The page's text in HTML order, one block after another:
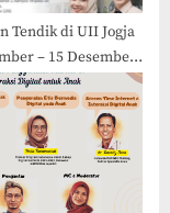
Tendik di UII Jogja
– 15 Desember
2023)